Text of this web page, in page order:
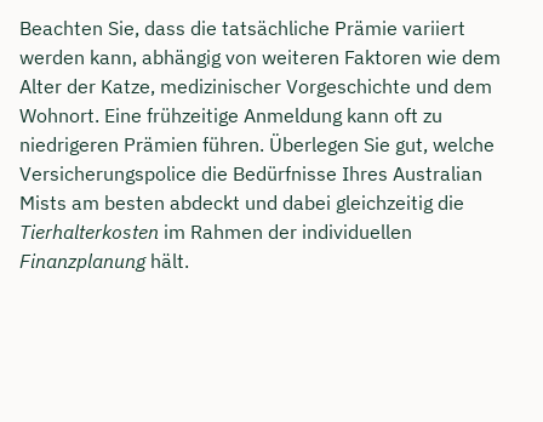
Beachten Sie, dass die tatsächliche Prämie variiert
werden kann, abhängig von weiteren Faktoren wie dem
Alter der Katze, medizinischer Vorgeschichte und dem
Wohnort. Eine frühzeitige Anmeldung kann oft zu
niedrigeren Prämien führen. Überlegen Sie gut, welche
Versicherungspolice die Bedürfnisse Ihres Australian
Mists am besten abdeckt und dabei gleichzeitig die
Tierhalterkosten im Rahmen der individuellen
Finanzplanunghält.